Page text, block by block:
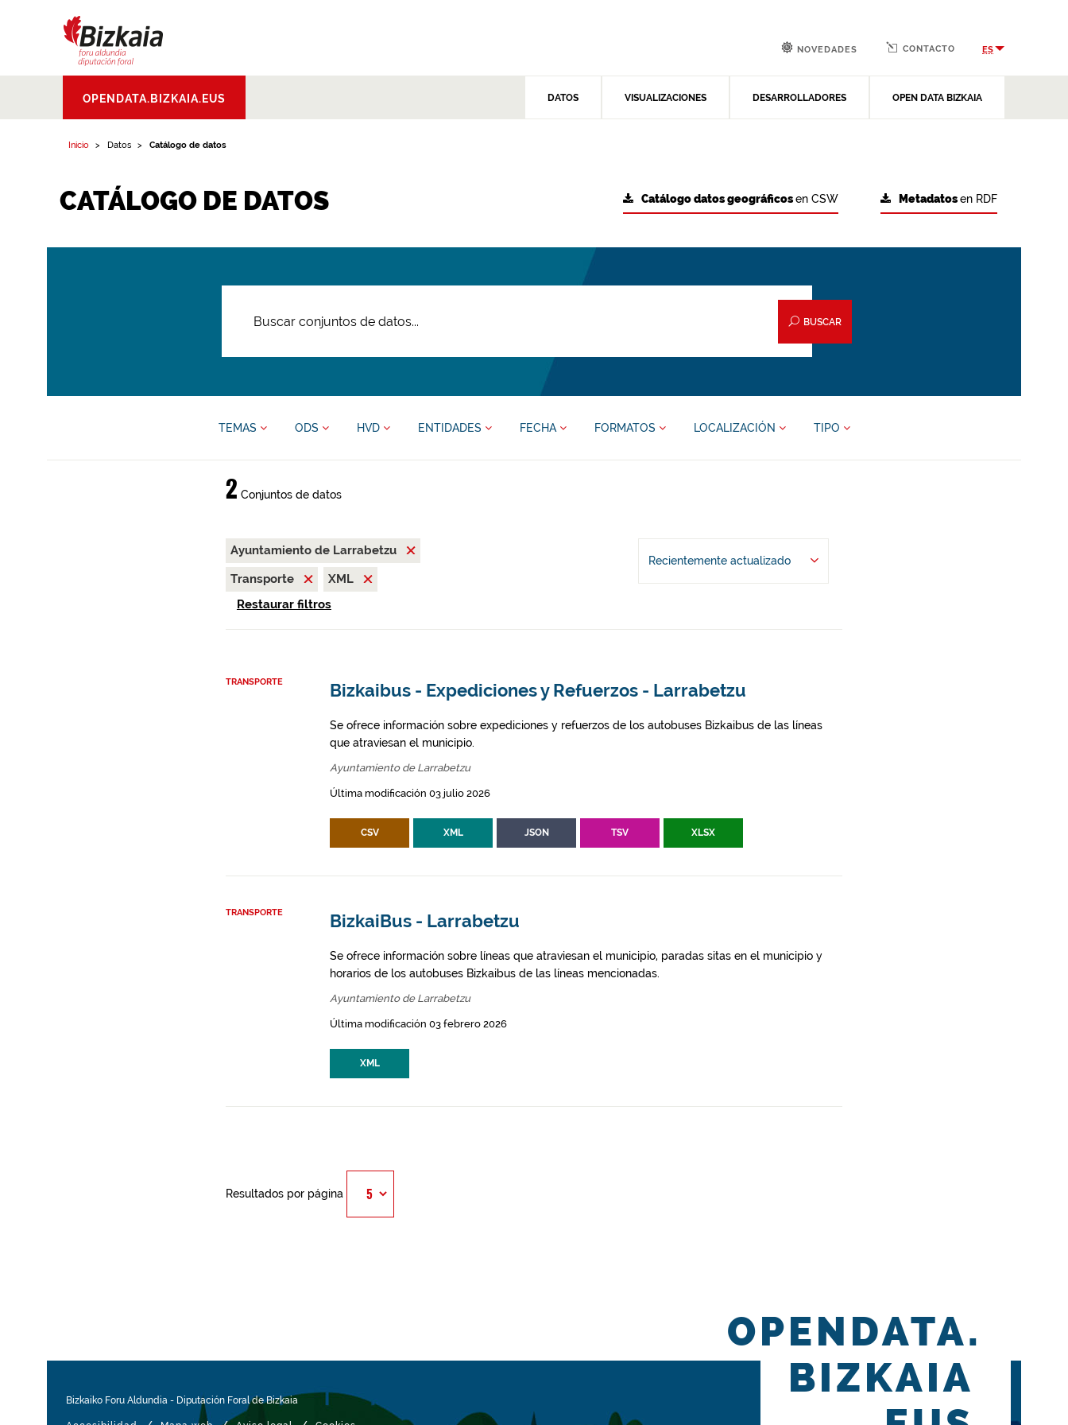
Aldundia.Diputacion
Foral de Bizkaia
OPENDATA.BIZKAIA.EUS DATOS VISUALIZACIONES DESARROLLADORES OPEN DATA BIZKAIA
NOVEDADES CONTACTO ES
Inicio Datos Catálogo de datos
CATÁLOGO DE DATOS Metadatosen RDF
Catálogo datos geográficosen CSW
BUSCAR
TEMAS ODS HVD ENTIDADES FECHA FORMATOS LOCALIZACIÓN TIPO
2 Conjuntos de datos
Ayuntamiento de Larrabetzu
Transporte
XML
Restaurar filtros
Recientemente actualizado
TRANSPORTE Bizkaibus - Expediciones y Refuerzos - Larrabetzu
Se ofrece información sobre expediciones y refuerzos de los autobuses Bizkaibus de las líneas
que atraviesan el municipio.
Ayuntamiento de Larrabetzu
Última modificación 03 julio 2026
CSV XML JSON TSV XLSX
TRANSPORTE BizkaiBus - Larrabetzu
Se ofrece información sobre líneas que atraviesan el municipio, paradas sitas en el municipio y
horarios de los autobuses Bizkaibus de las líneas mencionadas.
Ayuntamiento de Larrabetzu
Última modificación 03 febrero 2026
XML
Resultados por página
Bizkaiko Foru Aldundia - Diputación Foral de Bizkaia
OPENDATA.
BIZKAIA